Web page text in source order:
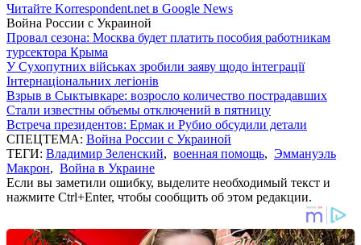
Читайте Korrespondent.net в Google News
Война России с Украиной
Провал сезона: Москва будет платить пособия работникам
турсектора Крыма
У Сухопутних військах зробили заяву щодо інтеграції
Інтернаціональних легіонів
Взрыв в Сыктывкаре: возросло количество пострадавших
Стали известны объемы отключений в пятницу
Встреча президентов: Ермак и Рубио обсудили детали
СПЕЦТЕМА: Война России с Украиной
ТЕГИ: Владимир Зеленский, военная помощь, Эммануэль
Макрон, Война в Украине
Если вы заметили ошибку, выделите необходимый текст и
нажмите Ctrl+Enter, чтобы сообщить об этом редакции.